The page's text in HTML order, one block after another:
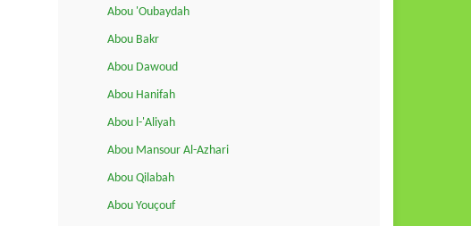
Abou 'Oubaydah
Abou Bakr
Abou Dawoud
Abou Hanifah
Abou l-'Aliyah
Abou Mansour Al-Azhari
Abou Qilabah
Abou Youçouf